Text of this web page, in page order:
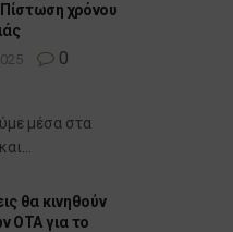
χρόνου
0
μέσα στα
θα κινηθούν
ΟΤΑ για το